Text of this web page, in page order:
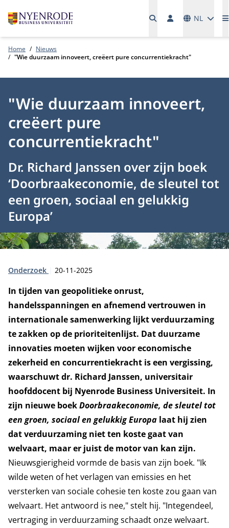
NL
Home
Nieuws
"Wie duurzaam innoveert, creëert pure concurrentiekracht"
"Wie duurzaam innoveert,
creëert pure
concurrentiekracht"
Dr. Richard Janssen over zijn boek
‘Doorbraakeconomie, de sleutel tot
een groen, sociaal en gelukkig
Europa’
Type:
Onderzoek Publicatiedatum:
20-11-2025
In tijden van geopolitieke onrust,
handelsspanningen en afnemend vertrouwen in
internationale samenwerking lijkt verduurzaming
te zakken op de prioriteitenlijst. Dat duurzame
innovaties moeten wijken voor economische
zekerheid en concurrentiekracht is een vergissing,
waarschuwt dr. Richard Janssen, universitair
hoofddocent bij Nyenrode Business Universiteit. In
zijn nieuwe boekDoorbraakeconomie, de sleutel tot
een groen, sociaal en gelukkig Europa laat hij zien
dat verduurzaming niet ten koste gaat van
welvaart, maar er juist de motor van kan zijn.
Nieuwsgierigheid vormde de basis van zijn boek. "Ik
wilde weten of het verlagen van emissies en het
versterken van sociale cohesie ten koste zou gaan van
welvaart. Het antwoord is nee," stelt hij. "Integendeel,
vertraging in verduurzaming schaadt onze welvaart.